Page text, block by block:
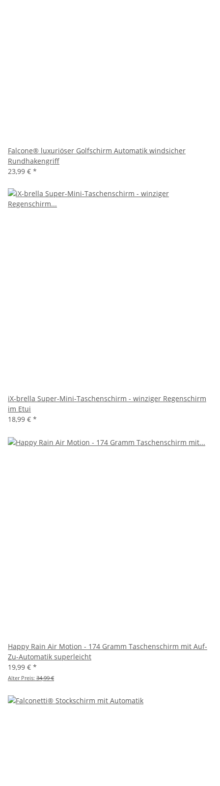
Falcone® luxuriöser Golfschirm Automatik windsicher
Rundhakengriff
23,99 € *
iX-brella Super-Mini-Taschenschirm - winziger Regenschirm
im Etui
18,99 € *
Happy Rain Air Motion - 174 Gramm Taschenschirm mit Auf-
Zu-Automatik superleicht
19,99 € *
Alter Preis: 34,99 €